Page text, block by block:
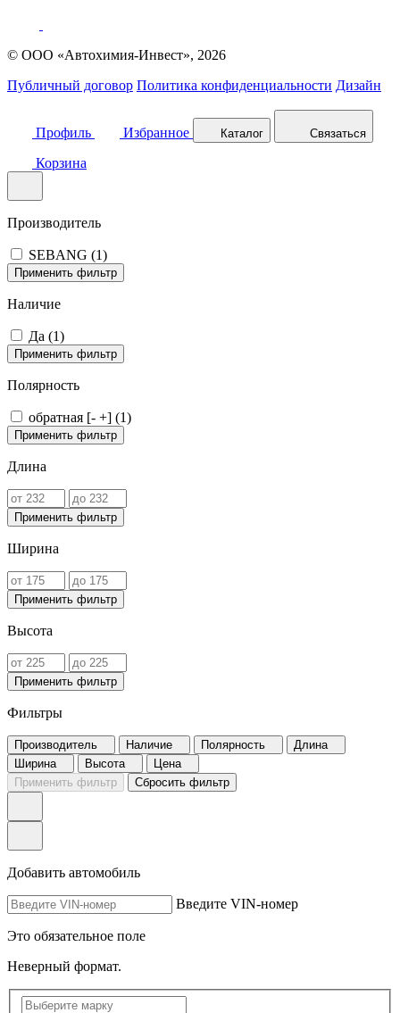
© ООО «Автохимия-Инвест», 2026
Публичный договор Политика конфиденциальности Дизайн
Профиль Избранное Каталог Связаться
Корзина
Производитель
SEBANG (1)
Применить фильтр
Наличие
Да (1)
Применить фильтр
Полярность
обратная [- +] (1)
Применить фильтр
Длина
Применить фильтр
Ширина
Применить фильтр
Высота
Применить фильтр
Фильтры
Производитель Наличие Полярность
Длина
Ширина
Высота
Цена
Применить фильтр
Сбросить фильтр
Добавить автомобиль
Введите VIN-номер
Это обязательное поле
Неверный формат.